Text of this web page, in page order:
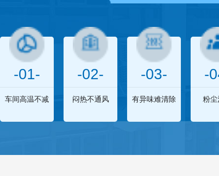
-01-
车间高温不减
-02-
闷热不通风
-03-
有异味难清除
-
粉尘